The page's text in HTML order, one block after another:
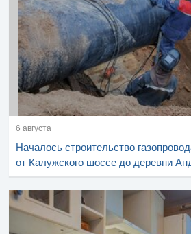
6 августа
Началось строительство
от Калужского шоссе до деревни